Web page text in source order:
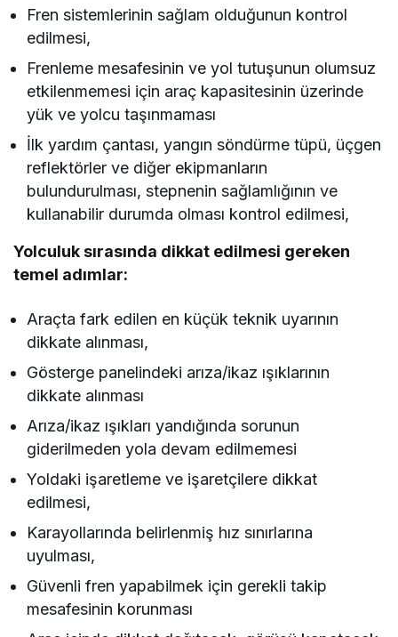
Fren sistemlerinin sağlam olduğunun kontrol
edilmesi,
Frenleme mesafesinin ve yol tutuşunun olumsuz
etkilenmemesi için araç kapasitesinin üzerinde
yük ve yolcu taşınmaması
İlk yardım çantası, yangın söndürme tüpü, üçgen
reflektörler ve diğer ekipmanların
bulundurulması, stepnenin sağlamlığının ve
kullanabilir durumda olması kontrol edilmesi,
Yolculuk sırasında dikkat edilmesi gereken
temel adımlar:
Araçta fark edilen en küçük teknik uyarının
dikkate alınması,
Gösterge panelindeki arıza/ikaz ışıklarının
dikkate alınması
Arıza/ikaz ışıkları yandığında sorunun
giderilmeden yola devam edilmemesi
Yoldaki işaretleme ve işaretçilere dikkat
edilmesi,
Karayollarında belirlenmiş hız sınırlarına
uyulması,
Güvenli fren yapabilmek için gerekli takip
mesafesinin korunması